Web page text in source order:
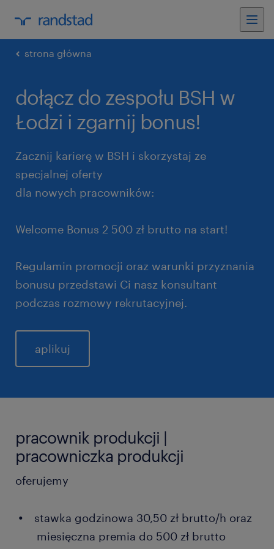
strona główna
dołącz do zespołu BSH w
Łodzi i zgarnij bonus!
Zacznij karierę w BSH i skorzystaj ze
specjalnej oferty
dla nowych pracowników:
Welcome Bonus 2 500 zł brutto na start!
Regulamin promocji oraz warunki przyznania
bonusu przedstawi Ci nasz konsultant
podczas rozmowy rekrutacyjnej.
aplikuj
pracownik produkcji |
pracowniczka produkcji
oferujemy
stawka godzinowa 30,50 zł brutto/h oraz
miesięczna premia do 500 zł brutto